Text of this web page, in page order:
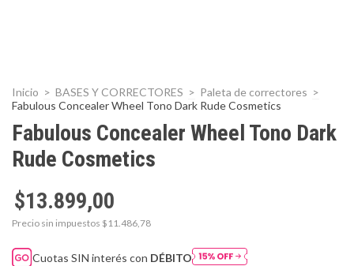
Inicio > BASES Y CORRECTORES > Paleta de correctores >
Fabulous Concealer Wheel Tono Dark Rude Cosmetics
Fabulous Concealer Wheel Tono Dark
Rude Cosmetics
$13.899,00
Precio sin impuestos $11.486,78
Cuotas SIN interés con DÉBITO